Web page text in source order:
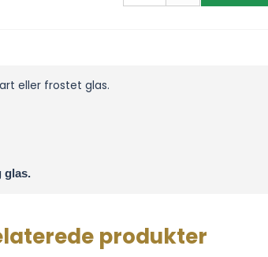
eller frostet glas.
glas.
produkter